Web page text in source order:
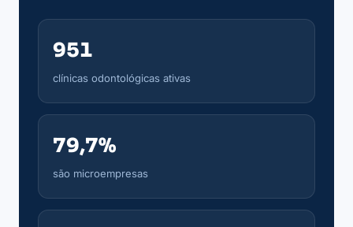
951
clínicas odontológicas ativas
79,7%
são microempresas